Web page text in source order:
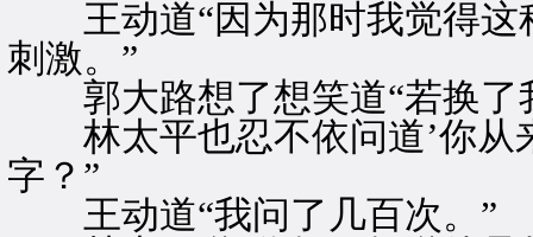
王动道“因为那时我觉得这
刺激。”
郭大路想了想笑道“若换了
林太平也忍不依问道’你从
字？”
王动道“我问了几百次。”